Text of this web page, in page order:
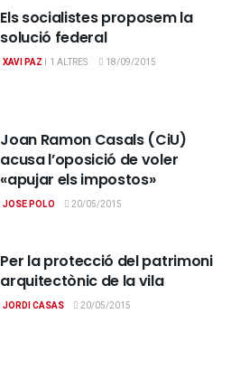
Els socialistes proposem la
solució federal
XAVI PAZ I 1 ALTRES 18/09/2015
Joan Ramon Casals (CiU)
acusa l’oposició de voler
«apujar els impostos»
JOSE POLO 20/05/2015
Per la protecció del patrimoni
arquitectònic de la vila
JORDI CASAS 20/05/2015